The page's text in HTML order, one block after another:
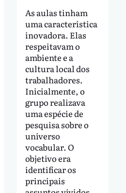
As aulas tinham
uma característica
inovadora. Elas
respeitavam o
ambiente e a
cultura local dos
trabalhadores.
Inicialmente, o
grupo realizava
uma espécie de
pesquisa sobre o
universo
vocabular. O
objetivo era
identificar os
principais